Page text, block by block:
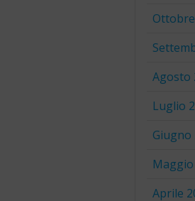
Agosto
Luglio
Giugno
Aprile